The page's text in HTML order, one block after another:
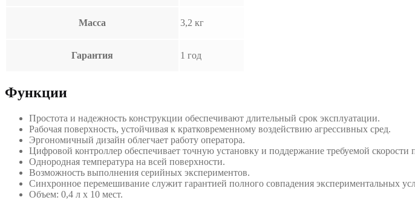
Масса 3,2 кг
Гарантия 1 год
Функции
Простота и надежность конструкции обеспечивают длительный срок эксплуатации.
Рабочая поверхность, устойчивая к кратковременному воздействию агрессивных сред.
Эргономичный дизайн облегчает работу оператора.
Цифровой контроллер обеспечивает точную установку и поддержание требуемой
Однородная температура на всей поверхности.
Возможность выполнения серийных экспериментов.
Синхронное перемешивание служит гарантией полного совпадения экспериментальных
Объем: 0,4 л х 10 мест.